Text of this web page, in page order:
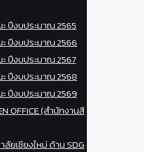
ปีงบประมาณ 2565
ปีงบประมาณ 2566
ปีงบประมาณ 2567
ปีงบประมาณ 2568
ปีงบประมาณ 2569
OFFICE (สำนักงานสี
ยเชียงใหม่ ด้าน SDG